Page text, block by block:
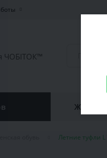
Летние туфли